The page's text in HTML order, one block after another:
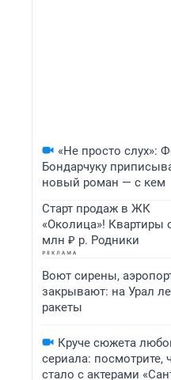
«Не просто слух»:
Бондарчуку
новый роман — с кем
Старт продаж в ЖК
«Околица»! Квартиры
млн ₽ р. Родники
Воют сирены,
закрывают: на Урал
ракеты
Круче сюжета
сериала: посмотрите,
стало с актерами